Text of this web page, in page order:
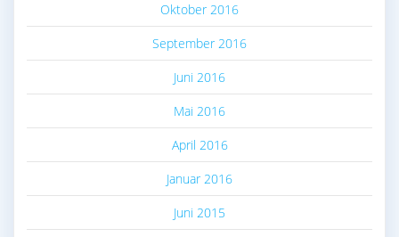
Oktober 2016
September 2016
Juni 2016
Mai 2016
April 2016
Januar 2016
Juni 2015